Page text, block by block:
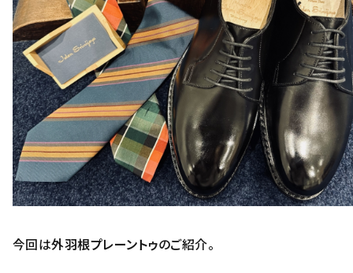
今回は外羽根プレーントゥのご紹介。